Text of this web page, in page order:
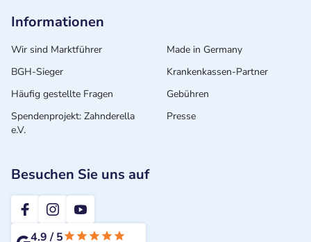
Informationen
Wir sind Marktführer
Made in Germany
BGH-Sieger
Krankenkassen-Partner
Häufig gestellte Fragen
Gebühren
Spendenprojekt: Zahnderella
e.V.
Presse
Besuchen Sie uns auf
2te-ZahnarztMeinung
4.9/5